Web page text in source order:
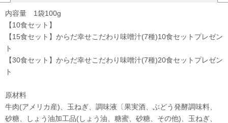
内容量 1袋100g
【10食セット】
【15食セット】からだ幸せこだわり味噌汁(7種)10食セットプレゼン
ト
【30食セット】からだ幸せこだわり味噌汁(7種)20食セットプレゼン
ト
原材料
牛肉(アメリカ産)、玉ねぎ、調味液〔果実酒、ぶどう発酵調味料、
砂糖、しょう油加工品(しょう油、糖蜜、砂糖、その他)、玉ねぎ、